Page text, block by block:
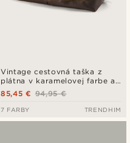
Vintage cestovná taška z
plátna v karamelovej farbe a
hnedej kože94,95 €
85,45 €
7 FARBY TRENDHIM